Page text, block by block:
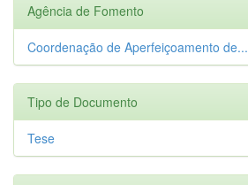
Agência de Fomento
Coordenação de Aperfeiçoamento de...
Tipo de Documento
Tese